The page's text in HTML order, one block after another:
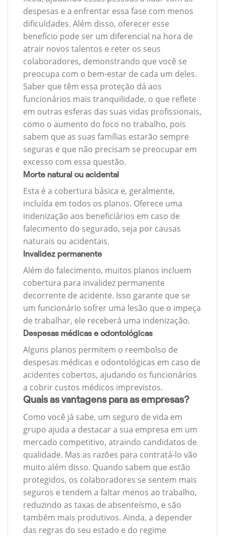
despesas e a enfrentar essa fase com menos
dificuldades. Além disso, oferecer esse
benefício pode ser um diferencial na hora de
atrair novos talentos e reter os seus
colaboradores, demonstrando que você se
preocupa com o bem-estar de cada um deles.
Saber que têm essa proteção dá aos
funcionários mais tranquilidade, o que reflete
em outras esferas das suas vidas profissionais,
como o aumento do foco no trabalho, pois
sabem que as suas famílias estarão sempre
seguras e que não precisam se preocupar em
excesso com essa questão.
Morte natural ou acidental
Esta é a cobertura básica e, geralmente,
incluída em todos os planos. Oferece uma
indenização aos beneficiários em caso de
falecimento do segurado, seja por causas
naturais ou acidentais.
Invalidez permanente
Além do falecimento, muitos planos incluem
cobertura para invalidez permanente
decorrente de acidente. Isso garante que se
um funcionário sofrer uma lesão que o impeça
de trabalhar, ele receberá uma indenização.
Despesas médicas e odontológicas
Alguns planos permitem o reembolso de
despesas médicas e odontológicas em caso de
acidentes cobertos, ajudando os funcionários
a cobrir custos médicos imprevistos.
Quais as vantagens para as empresas?
Como você já sabe, um seguro de vida em
grupo ajuda a destacar a sua empresa em um
mercado competitivo, atraindo candidatos de
qualidade. Mas as razões para contratá-lo vão
muito além disso. Quando sabem que estão
protegidos, os colaboradores se sentem mais
seguros e tendem a faltar menos ao trabalho,
reduzindo as taxas de absenteísmo, e são
também mais produtivos. Ainda, a depender
das regras do seu estado e do regime